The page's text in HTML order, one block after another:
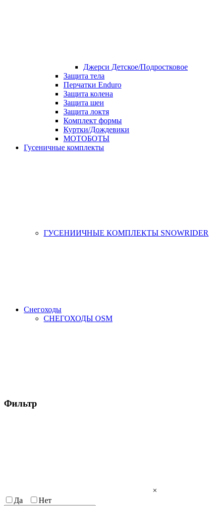
Джерси Детское/Подростковое
Защита тела
Перчатки Enduro
Защита колена
Защита шеи
Защита локтя
Комплект формы
Куртки/Дождевики
МОТОБОТЫ
Гусеничные комплекты
ГУСЕНИИЧНЫЕ КОМПЛЕКТЫ SNOWRIDER
Снегоходы
СНЕГОХОДЫ OSM
Фильтр
×
Да
Нет